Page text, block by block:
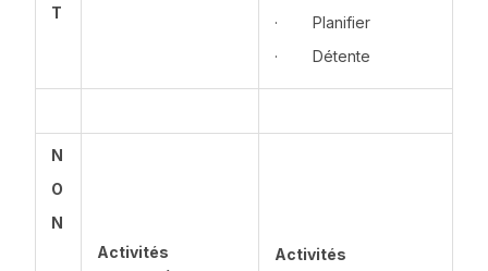
T
· Planifier
· Détente
N
O
N
Activités
Activités